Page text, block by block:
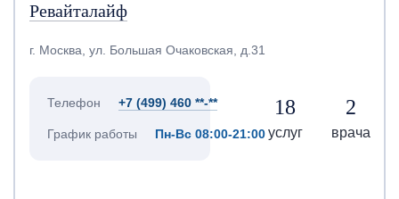
Ревайталайф
г. Москва, ул. Большая Очаковская, д.31
Телефон +7 (499) 460 **-**
График работы Пн-Вс 08:00-21:00
18
услуг
2
врача